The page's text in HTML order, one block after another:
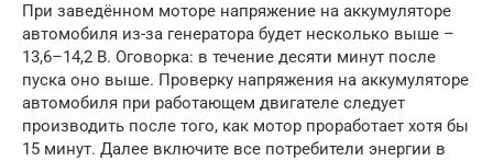
При заведённом моторе напряжение на аккумуляторе
автомобиля из-за генератора будет несколько выше –
13,6–14,2 В. Оговорка: в течение десяти минут после
пуска оно выше. Проверку напряжения на аккумуляторе
автомобиля при работающем двигателе следует
производить после того, как мотор проработает хотя бы
15 минут. Далее включите все потребители энергии в